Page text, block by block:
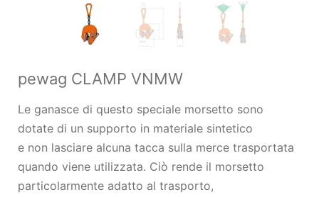
pewag CLAMP VNMW
Le ganasce di questo speciale morsetto sono
dotate di un supporto in materiale sintetico
e non lasciare alcuna tacca sulla merce trasportata
quando viene utilizzata. Ciò rende il morsetto
particolarmente adatto al trasporto,